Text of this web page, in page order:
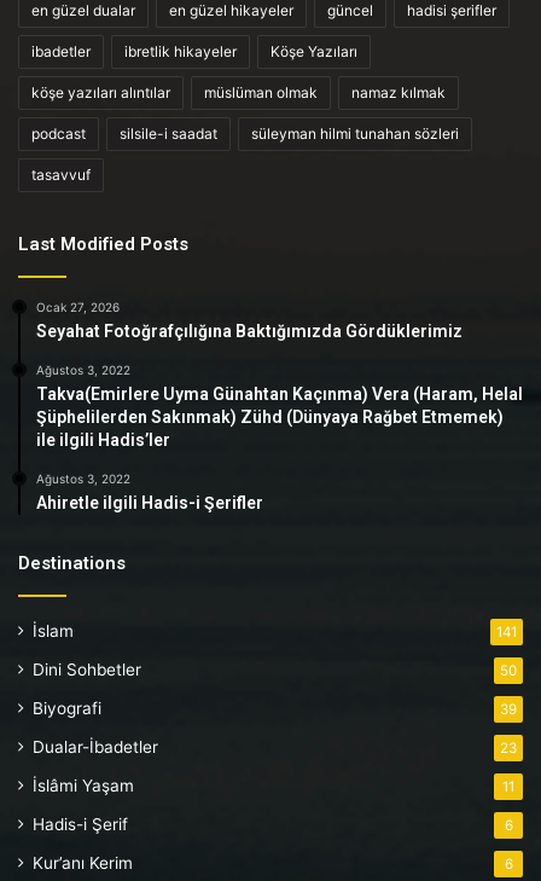
en güzel dualar en güzel hikayeler güncel hadisi şerifler
ibadetler ibretlik hikayeler Köşe Yazıları
köşe yazıları alıntılar müslüman olmak namaz kılmak
podcast silsile-i saadat süleyman hilmi tunahan sözleri
tasavvuf
Last Modified Posts
Ocak 27, 2026
Seyahat Fotoğrafçılığına Baktığımızda Gördüklerimiz
Ağustos 3, 2022
Takva(Emirlere Uyma Günahtan Kaçınma) Vera (Haram, Helal
Şüphelilerden Sakınmak) Zühd (Dünyaya Rağbet Etmemek)
ile ilgili Hadis’ler
Ağustos 3, 2022
Ahiretle ilgili Hadis-i Şerifler
Destinations
İslam 141
Dini Sohbetler 50
Biyografi 39
Dualar-İbadetler 23
İslâmi Yaşam 11
Hadis-i Şerif 6
Kur’anı Kerim 6